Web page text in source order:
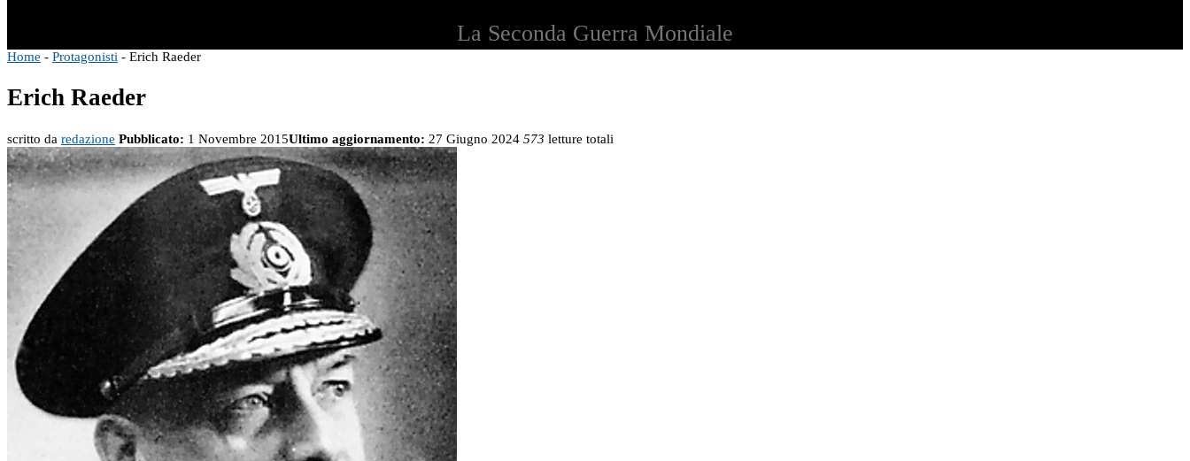
La Seconda Guerra Mondiale
Home - Protagonisti - Erich Raeder
Erich Raeder
scritto da redazione Pubblicato: 1 Novembre 2015Ultimo aggiornamento: 27 Giugno 2024 573 letture totali